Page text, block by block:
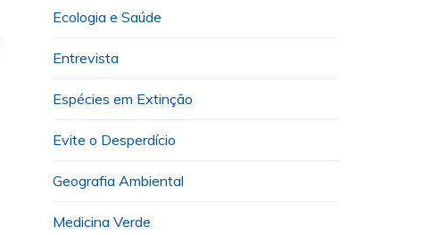
Ecologia e Saúde
Entrevista
Espécies em Extinção
Evite o Desperdício
Geografia Ambiental
Medicina Verde